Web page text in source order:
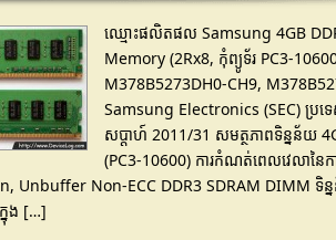
ឈ្មោះផលិតផល Samsung 4GB
Memory (2Rx8, កុំព្យូទ័រ PC3-
M378B5273DH0-CH9,
Samsung Electronics (SEC) ប្រទ
សប្តាហ៍ 2011/31 សមត្ថភាពទិន្នន័យ
(PC3-10600) ការកំណត់ពេលវេលានៃ
Non-ECC DDR3 SDRAM DIMM ទិន្ន
នុង […]